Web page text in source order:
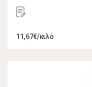
11,67€/κιλό